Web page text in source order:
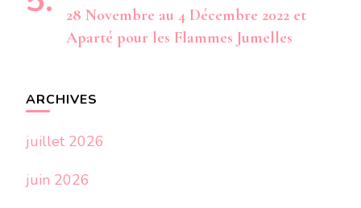
28 Novembre au 4 Décembre 2022 et
Aparté pour les Flammes Jumelles
ARCHIVES
juillet 2026
juin 2026